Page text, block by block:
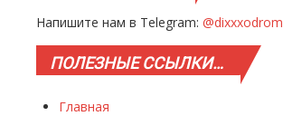
Напишите нам в Telegram: @dixxxodrom
ПОЛЕЗНЫЕССЫЛКИ…
Главная